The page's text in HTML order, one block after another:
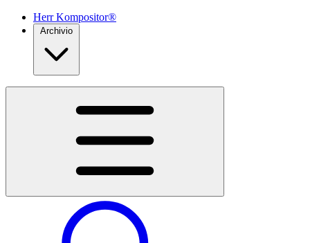
Herr Kompositor®
Archivio